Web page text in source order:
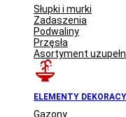
Słupki i murki
Zadaszenia
Podwaliny
Przęsła
Asortyment
ELEMENTY
Gazony